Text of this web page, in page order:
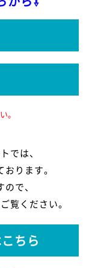
。
では、
ります。
で、
覧ください。
ちら